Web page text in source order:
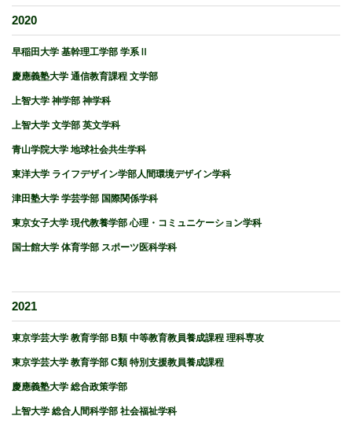
2020
早稲田大学 基幹理工学部 学系Ⅱ
慶應義塾大学 通信教育課程 文学部
上智大学 神学部 神学科
上智大学 文学部 英文学科
青山学院大学 地球社会共生学科
東洋大学 ライフデザイン学部人間環境デザイン学科
津田塾大学 学芸学部 国際関係学科
東京女子大学 現代教養学部 心理・コミュニケーション学科
国士館大学 体育学部 スポーツ医科学科
2021
東京学芸大学 教育学部 B類 中等教育教員養成課程 理科専攻
東京学芸大学 教育学部 C類 特別支援教員養成課程
慶應義塾大学 総合政策学部
上智大学 総合人間科学部 社会福祉学科